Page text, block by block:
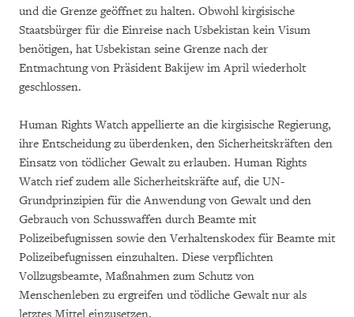
und die Grenze geöffnet zu halten. Obwohl kirgisische
Staatsbürger für die Einreise nach Usbekistan kein Visum
benötigen, hat Usbekistan seine Grenze nach der
Entmachtung von Präsident Bakijew im April wiederholt
geschlossen.
Human Rights Watch appellierte an die kirgisische Regierung,
ihre Entscheidung zu überdenken, den Sicherheitskräften den
Einsatz von tödlicher Gewalt zu erlauben. Human Rights
Watch rief zudem alle Sicherheitskräfte auf, die UN-
Grundprinzipien für die Anwendung von Gewalt und den
Gebrauch von Schusswaffen durch Beamte mit
Polizeibefugnissen sowie den Verhaltenskodex für Beamte mit
Polizeibefugnissen einzuhalten. Diese verpflichten
Vollzugsbeamte, Maßnahmen zum Schutz von
Menschenleben zu ergreifen und tödliche Gewalt nur als